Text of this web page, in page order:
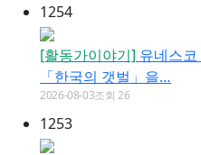
1254
[활동가이야기] 유네스
「한국의 갯벌」을…
2026-08-03조회 26
1253